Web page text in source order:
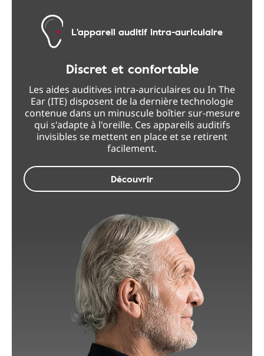
L'appareil auditif intra-auriculaire
Discret et confortable
Les aides auditives intra-auriculaires ou In The
Ear (ITE) disposent de la dernière technologie
contenue dans un minuscule boîtier sur-mesure
qui s'adapte à l'oreille. Ces appareils auditifs
invisibles se mettent en place et se retirent
facilement.
Découvrir